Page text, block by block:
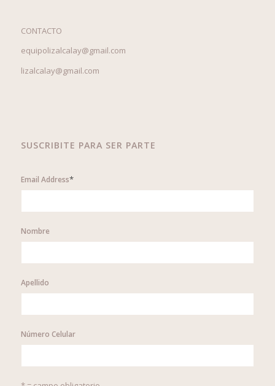
CONTACTO
equipolizalcalay@gmail.com
lizalcalay@gmail.com
SUSCRIBITE PARA SER PARTE
Email Address*
Nombre
Apellido
Número Celular